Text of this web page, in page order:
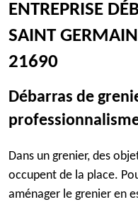
ENTREPRISE
SAINT
21690
Débarras de
Dans un grenier, des
occupent de la place.
aménager le grenier en